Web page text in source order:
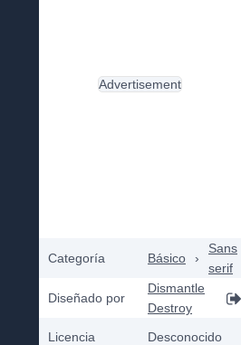
Categoría Básico ›
Sans
serif
Diseñado por
Dismantle
Destroy
Licencia
Desconocido
Advertisement